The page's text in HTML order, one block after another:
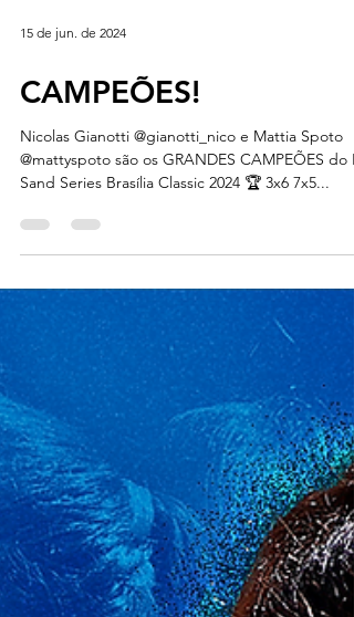
15 de jun. de 2024
CAMPEÕES!
Nicolas Gianotti @gianotti_nico e Mattia Spoto
Sand Series Brasília Classic 2024 🏆 3x6 7x5...